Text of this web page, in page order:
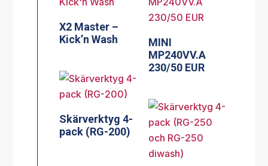
X2 Master –
Kick’n Wash
MINI
MP240VV.A
230/50 EUR
Skärverktyg 4-
pack (RG-200)